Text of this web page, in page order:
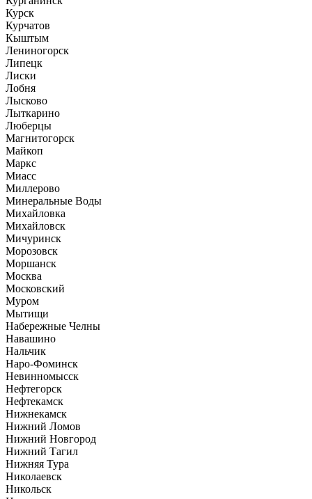
Курск
Курчатов
Кыштым
Лениногорск
Липецк
Лиски
Лобня
Лысково
Лыткарино
Люберцы
Магнитогорск
Майкоп
Маркс
Миасс
Миллерово
Минеральные Воды
Михайловка
Михайловск
Мичуринск
Морозовск
Моршанск
Москва
Московский
Муром
Мытищи
Набережные Челны
Навашино
Нальчик
Наро-Фоминск
Невинномысск
Нефтегорск
Нефтекамск
Нижнекамск
Нижний Ломов
Нижний Новгород
Нижний Тагил
Нижняя Тура
Николаевск
Никольск